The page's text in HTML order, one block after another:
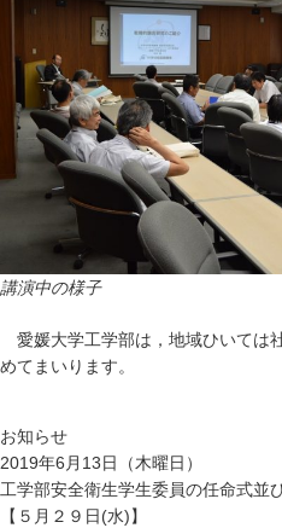
講演中の様子
愛媛大学工学部は，地域ひいては
めてまいります。
お知らせ
2019年6月13日（木曜日）
工学部安全衛生学生委員の任命式並
【５月２９日(水)】